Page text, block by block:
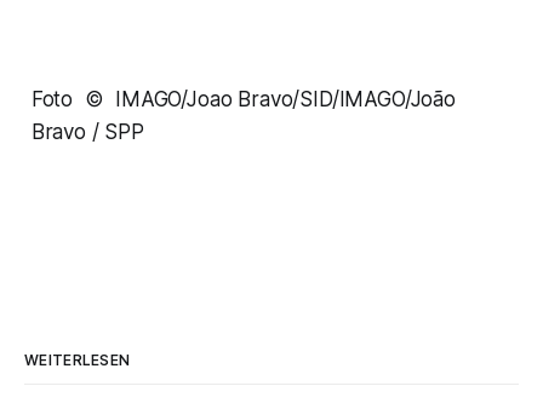
Foto © IMAGO/Joao Bravo/SID/IMAGO/João
Bravo / SPP
WEITERLESEN